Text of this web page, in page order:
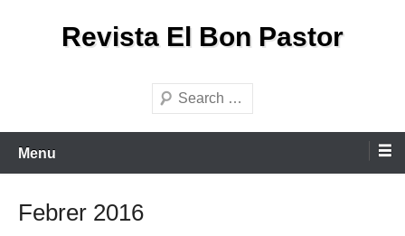
Revista El Bon Pastor
Search
Menu
Febrer 2016